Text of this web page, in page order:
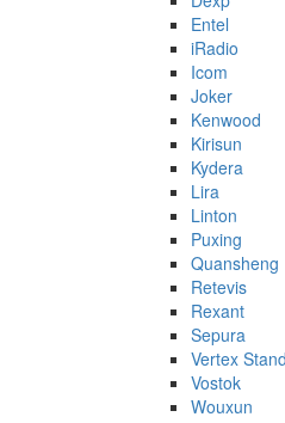
Entel
iRadio
Icom
Joker
Kenwood
Kirisun
Kydera
Lira
Linton
Puxing
Quansheng
Retevis
Rexant
Sepura
Vertex
Vostok
Wouxun